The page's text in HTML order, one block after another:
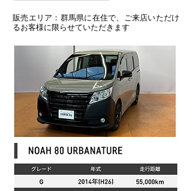
販売エリア：群馬県に在住で、ご来店いただけ
るお客様に限らせていただきます